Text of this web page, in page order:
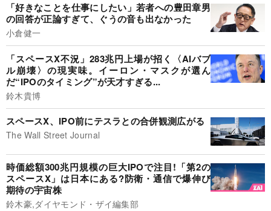
「好きなことを仕事にしたい」若者への豊田章男
の回答が正論すぎて、ぐうの音も出なかった
小倉健一
「スペースX不況」283兆円上場が招く〈AIバブ
ル崩壊〉の現実味。イーロン・マスクが選ん
だ“IPOのタイミング”が天才すぎる...
鈴木貴博
スペースX、IPO前にテスラとの合併観測広がる
The Wall Street Journal
時価総額300兆円規模の巨大IPOで注目!「第2の
スペースX」は日本にある?防衛・通信で爆伸び
期待の宇宙株
鈴木豪,ダイヤモンド・ザイ編集部